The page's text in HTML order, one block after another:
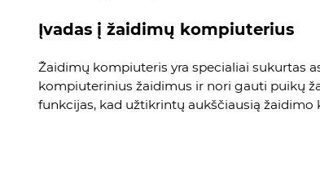
Įvadas į žaidimų kompiuterius
Žaidimų kompiuteris yra specialiai sukurtas
kompiuterinius žaidimus ir nori gauti puikų
funkcijas, kad užtikrintų aukščiausią žaidimo